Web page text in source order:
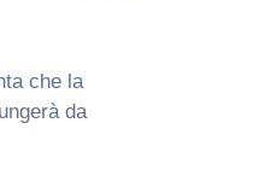
che la
da